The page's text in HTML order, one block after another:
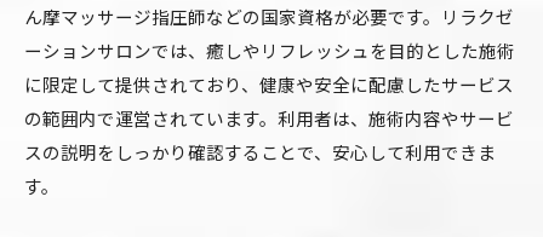
ん摩マッサージ指圧師などの国家資格が必要です。リラクゼ
ーションサロンでは、癒しやリフレッシュを目的とした施術
に限定して提供されており、健康や安全に配慮したサービス
の範囲内で運営されています。利用者は、施術内容やサービ
スの説明をしっかり確認することで、安心して利用できま
す。